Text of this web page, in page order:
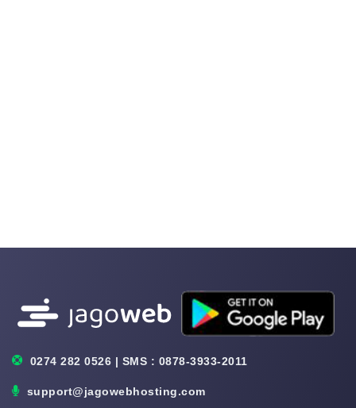
0274 282 0526 | SMS : 0878-3933-2011
support@jagowebhosting.com